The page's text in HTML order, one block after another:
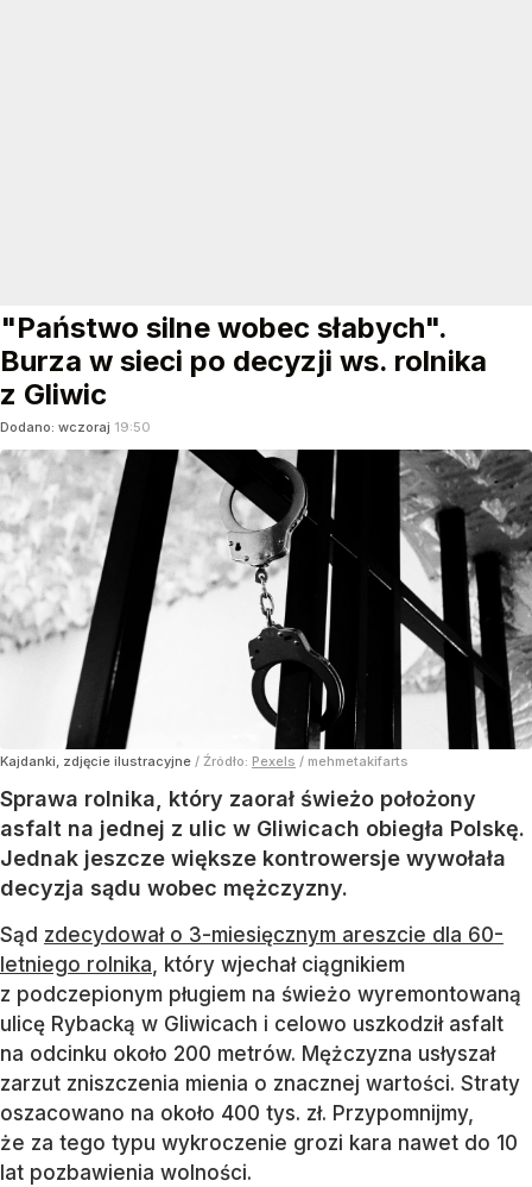
"Państwo silne wobec słabych".
Burza w sieci po decyzji ws. rolnika
z Gliwic
Dodano: wczoraj 19:50
Kajdanki, zdjęcie ilustracyjne / Źródło: Pexels / mehmetakifarts
Sprawa rolnika, który zaorał świeżo położony
asfalt na jednej z ulic w Gliwicach obiegła Polskę.
Jednak jeszcze większe kontrowersje wywołała
decyzja sądu wobec mężczyzny.
Sąd zdecydował o 3-miesięcznym areszcie dla 60-
letniego rolnika, który wjechał ciągnikiem
z podczepionym pługiem na świeżo wyremontowaną
ulicę Rybacką w Gliwicach i celowo uszkodził asfalt
na odcinku około 200 metrów. Mężczyzna usłyszał
zarzut zniszczenia mienia o znacznej wartości. Straty
oszacowano na około 400 tys. zł. Przypomnijmy,
że za tego typu wykroczenie grozi kara nawet do 10
lat pozbawienia wolności.